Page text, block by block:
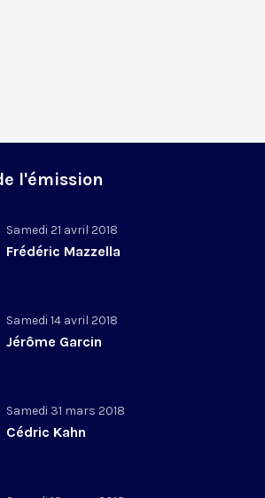
l'émission
Samedi 21 avril 2018
Frédéric Mazzella
Samedi 14 avril 2018
Jérôme Garcin
Samedi 31 mars 2018
Cédric Kahn